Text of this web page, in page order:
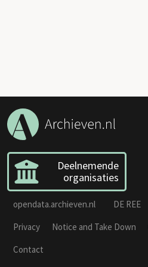
Deelnemende
organisaties
opendata.archieven.nl DE REE
Privacy
Notice and Take Down
Contact